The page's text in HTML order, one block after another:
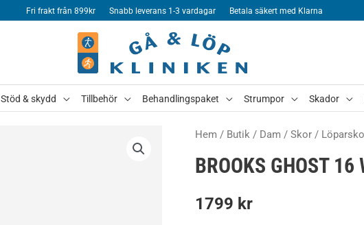
Fri frakt från 899kr Snabb leverans 1-3 vardagar Betala säkert med Klarna
Stöd & skydd Tillbehör Behandlingspaket Strumpor Skador
Hem / Butik / Dam / Skor /
BROOKS GHOST 16
1799 kr